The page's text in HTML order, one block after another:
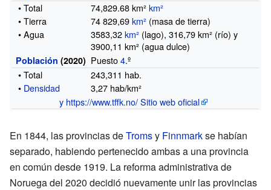
• Total
74,829.68 km²km²
• Tierra
74 829,69 km² (masa de tierra)
• Agua
3583,32 km² (lago), 316,79 km² (río) y
3900,11 km² (agua dulce)
Población (2020) Puesto4.º
• Total
243,311 hab.
• Densidad
3,27 hab/km²
y https://www.tffk.no/ Sitio web oficial
En 1844, las provincias deTromsy Finnmarkse habían
separado, habiendo pertenecido ambas a una provincia
en común desde 1919. La reforma administrativa de
Noruega del 2020 decidió nuevamente unir las provincias